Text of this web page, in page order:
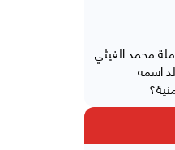
محمد الغيثي
اسمه